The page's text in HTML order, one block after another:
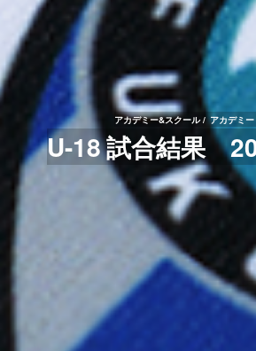
アカデミー&スクール アカデミー
U-18 試合結果